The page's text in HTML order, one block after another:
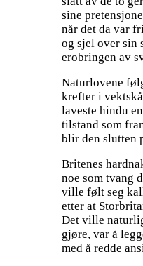
sine
når det da var
og sjel over sin
erobringen av
Naturlovene
krefter i
laveste hindu
tilstand som
blir den slutten
Britenes
noe som tvang
ville følt seg
etter at
Det ville
gjøre, var å
med å redde